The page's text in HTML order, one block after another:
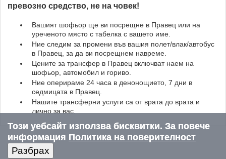
превозно средство, не на човек!
Вашият шофьор ще ви посрещне в Правец или на
уреченото място с табелка с вашето име.
Ние следим за промени във вашия полет/влак/автобус
в Правец, за да ви посрещнем навреме.
Цените за трансфер в Правец включват наем на
шофьор, автомобил и гориво.
Ние оперираме 24 часа в денонощието, 7 дни в
седмицата в Правец.
Нашите трансферни услуги са от врата до врата и
лично за вас.
Този уебсайт използва бисквитки. За повече
информация Политика на поверителност
Разбрах